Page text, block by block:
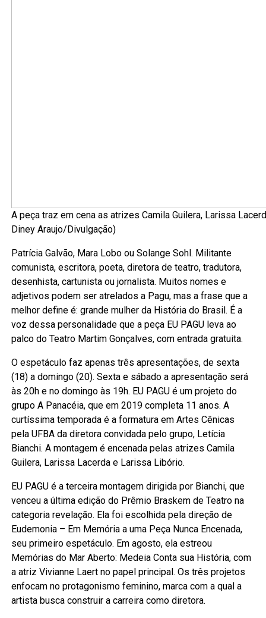
A peça traz em cena as atrizes Camila Guilera, Larissa
Diney Araujo/Divulgação)
Patrícia Galvão, Mara Lobo ou Solange Sohl. Militante
comunista, escritora, poeta, diretora de teatro, tradutora,
desenhista, cartunista ou jornalista. Muitos nomes e
adjetivos podem ser atrelados a Pagu, mas a frase que a
melhor define é: grande mulher da História do Brasil. É a
voz dessa personalidade que a peça EU PAGU leva ao
palco do Teatro Martim Gonçalves, com entrada gratuita.
O espetáculo faz apenas três apresentações, de sexta
(18) a domingo (20). Sexta e sábado a apresentação será
às 20h e no domingo às 19h. EU PAGU é um projeto do
grupo A Panacéia, que em 2019 completa 11 anos. A
curtíssima temporada é a formatura em Artes Cênicas
pela UFBA da diretora convidada pelo grupo, Letícia
Bianchi. A montagem é encenada pelas atrizes Camila
Guilera, Larissa Lacerda e Larissa Libório.
EU PAGU é a terceira montagem dirigida por Bianchi, que
venceu a última edição do Prêmio Braskem de Teatro na
categoria revelação. Ela foi escolhida pela direção de
Eudemonia – Em Memória a uma Peça Nunca Encenada,
seu primeiro espetáculo. Em agosto, ela estreou
Memórias do Mar Aberto: Medeia Conta sua História, com
a atriz Vivianne Laert no papel principal. Os três projetos
enfocam no protagonismo feminino, marca com a qual a
artista busca construir a carreira como diretora.